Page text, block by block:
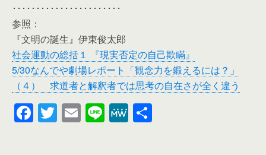
･･･････････････････････
参照：
『文明の誕生』伊東俊太郎
社会運動の総括１ 『現実否定の自己欺瞞』
5/30なんでや劇場レポート「観念力を鍛えるには？」
（４） 求道者と解釈者では思考の自在さが全く違う
F
a
T
wi
E
m
Li
n
M
e